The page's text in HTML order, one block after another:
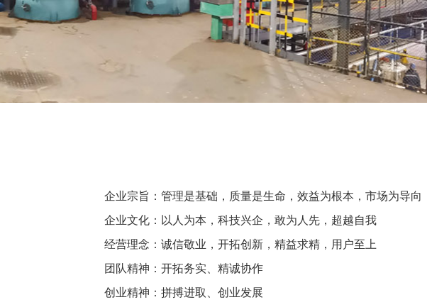
企业宗旨：管理是基础，质量是生命，效益为根本，市场为导向
企业文化：以人为本，科技兴企，敢为人先，超越自我
经营理念：诚信敬业，开拓创新，精益求精，用户至上
团队精神：开拓务实、精诚协作
创业精神：拼搏进取、创业发展